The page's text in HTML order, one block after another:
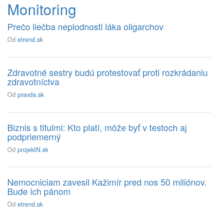
Monitoring
Prečo liečba neplodnosti láka oligarchov
Od etrend.sk
Zdravotné sestry budú protestovať proti rozkrádaniu
zdravotníctva
Od pravda.sk
Biznis s titulmi: Kto platí, môže byť v testoch aj
podpriemerný
Od projektN.sk
Nemocniciam zavesil Kažimír pred nos 50 miliónov.
Bude ich pánom
Od etrend.sk